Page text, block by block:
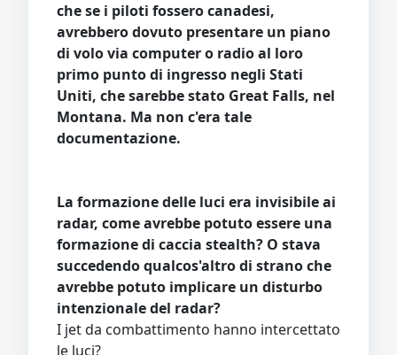
che se i piloti fossero canadesi,
avrebbero dovuto presentare un piano
di volo via computer o radio al loro
primo punto di ingresso negli Stati
Uniti, che sarebbe stato Great Falls, nel
Montana. Ma non c'era tale
documentazione.
La formazione delle luci era invisibile ai
radar, come avrebbe potuto essere una
formazione di caccia stealth? O stava
succedendo qualcos'altro di strano che
avrebbe potuto implicare un disturbo
intenzionale del radar?
I jet da combattimento hanno intercettato
le luci?